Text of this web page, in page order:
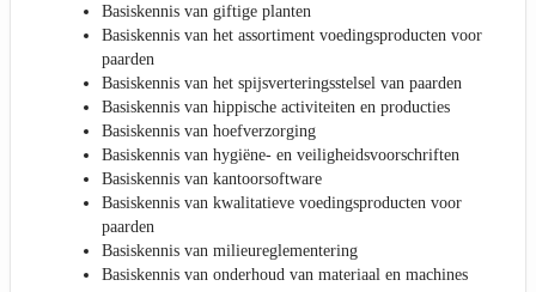
Basiskennis van giftige planten
Basiskennis van het assortiment voedingsproducten voor
paarden
Basiskennis van het spijsverteringsstelsel van paarden
Basiskennis van hippische activiteiten en producties
Basiskennis van hoefverzorging
Basiskennis van hygiëne- en veiligheidsvoorschriften
Basiskennis van kantoorsoftware
Basiskennis van kwalitatieve voedingsproducten voor
paarden
Basiskennis van milieureglementering
Basiskennis van onderhoud van materiaal en machines